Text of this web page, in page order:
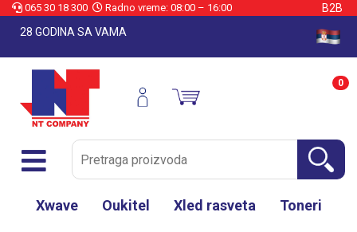
065 30 18 300 Radno vreme: 08:00 – 16:00
B2B
28 GODINA SA VAMA
Xwave Oukitel Xled rasveta Toneri
0